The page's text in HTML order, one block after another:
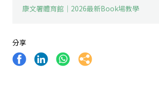
康文署體育館｜2026最新Book場教學
分享